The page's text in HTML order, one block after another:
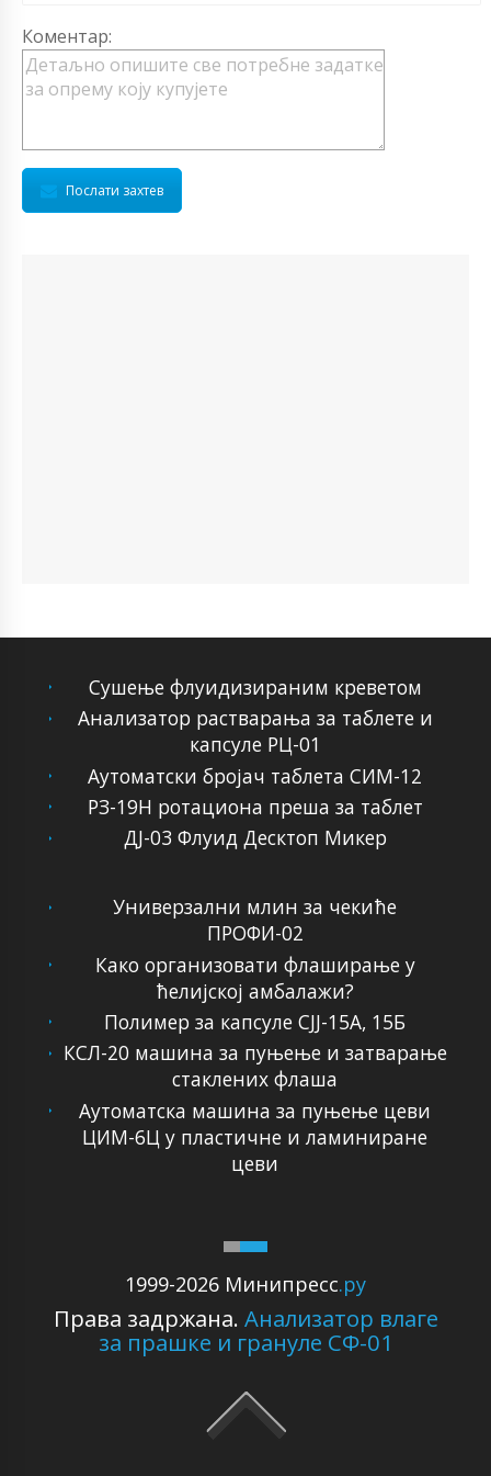
Коментар:
Послати захтев
Сушење флуидизираним креветом
Анализатор растварања за таблете и
капсуле РЦ-01
Аутоматски бројач таблета СИМ-12
РЗ-19Н ротациона преша за таблет
ДЈ-03 Флуид Десктоп Микер
1999-2026 Минипресс.ру
Права задржана. Анализатор влаге
за прашке и грануле СФ-01
Универзални млин за чекиће
ПРОФИ-02
Како организовати флаширање у
ћелијској амбалажи?
Полимер за капсуле СЈЈ-15А, 15Б
КСЛ-20 машина за пуњење и затварање
стаклених флаша
Аутоматска машина за пуњење цеви
ЦИМ-6Ц у пластичне и ламиниране
цеви